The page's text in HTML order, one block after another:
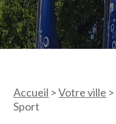
Accueil >Votre ville >
Sport